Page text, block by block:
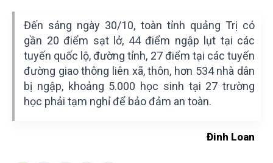
Đến sáng ngày 30/10, toàn tỉnh quảng Trị có
gần 20 điểm sạt lở, 44 điểm ngập lụt tại các
tuyến quốc lộ, đường tỉnh, 27 điểm tại các tuyến
đường giao thông liên xã, thôn, hơn 534 nhà dân
bị ngập, khoảng 5.000 học sinh tại 27 trường
học phải tạm nghỉ để bảo đảm an toàn.
Đinh Loan